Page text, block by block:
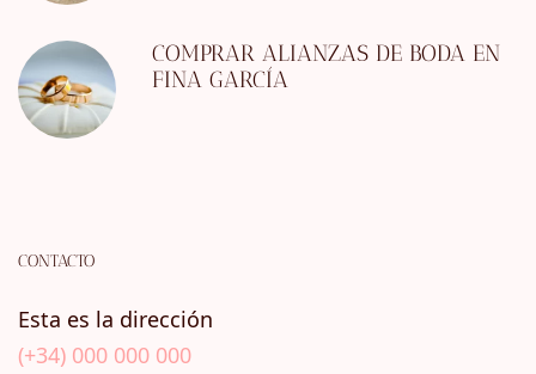
COMPRAR ALIANZAS DE BODA EN
FINA GARCÍA
CONTACTO
Esta es la dirección
(+34) 000 000 000